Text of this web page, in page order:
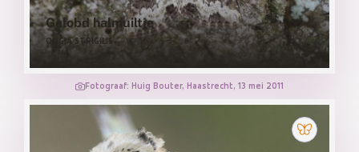
Gelobd halmuiltje
OLIGIA STRIGILIS
Fotograaf: Huig Bouter, Haastrecht, 13 mei 2011